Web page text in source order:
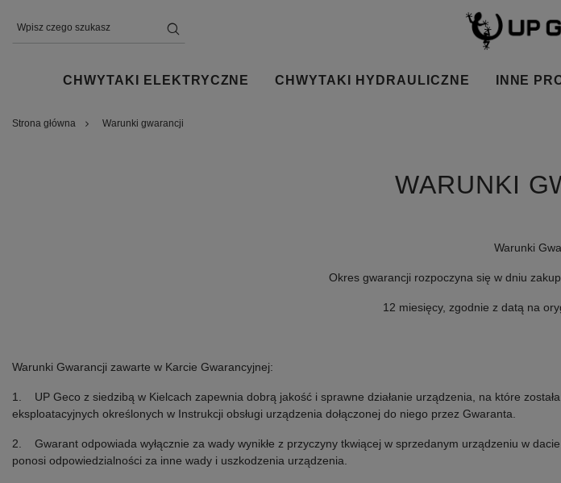
CHWYTAKI ELEKTRYCZNE CHWYTAKI HYDRAULICZNE INNE
Strona główna Warunki gwarancji
WARUNKI
Warunki
Okres gwarancji rozpoczyna się w dniu
12 miesięcy, zgodnie z datą na
Warunki Gwarancji zawarte w Karcie Gwarancyjnej:
1. UP Geco z siedzibą w Kielcach zapewnia dobrą jakość i sprawne działanie urządzenia, na które
eksploatacyjnych określonych w Instrukcji obsługi urządzenia dołączonej do niego przez Gwaranta.
2.
Gwarant odpowiada wyłącznie za wady wynikłe z przyczyny tkwiącej w sprzedanym urządzeniu w
ponosi odpowiedzialności za inne wady i uszkodzenia urządzenia.